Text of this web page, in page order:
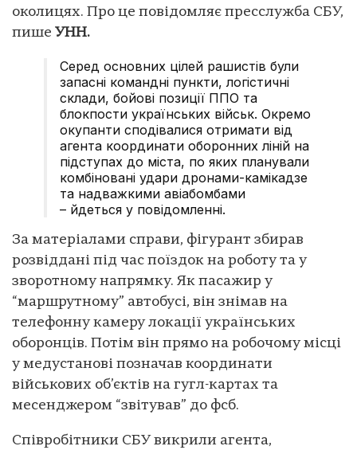
околицях. Про це повідомляє пресслужба СБУ,
пише УНН.
Серед основних цілей рашистів були
запасні командні пункти, логістичні
склади, бойові позиції ППО та
блокпости українських військ. Окремо
окупанти сподівалися отримати від
агента координати оборонних ліній на
підступах до міста, по яких планували
комбіновані удари дронами-камікадзе
та надважкими авіабомбами
– йдеться у повідомленні.
За матеріалами справи, фігурант збирав
розвіддані під час поїздок на роботу та у
зворотному напрямку. Як пасажир у
“маршрутному” автобусі, він знімав на
телефонну камеру локації українських
оборонців. Потім він прямо на робочому місці
у медустанові позначав координати
військових об’єктів на гугл-картах та
месенджером “звітував” до фсб.
Співробітники СБУ викрили агента,